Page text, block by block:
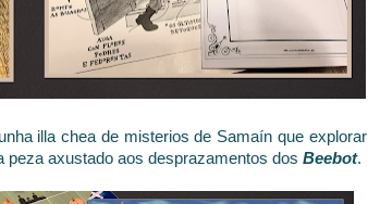
illa chea de misterios de Samaín que explorar
axustado aos desprazamentos dos Beebot.